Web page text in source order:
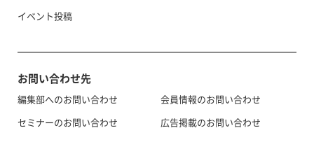
イベント投稿
お問い合わせ先
編集部へのお問い合わせ
セミナーのお問い合わせ
会員情報のお問い合わせ
広告掲載のお問い合わせ